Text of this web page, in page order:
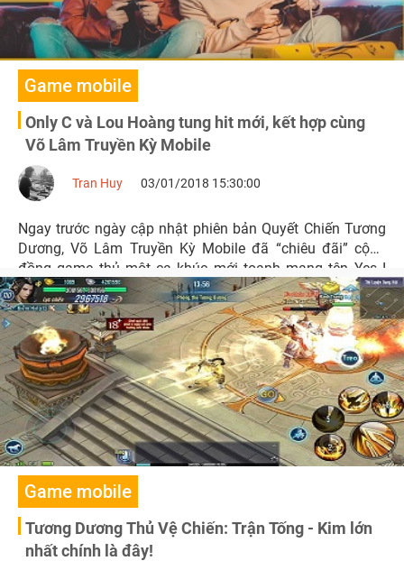
Game mobile
Only C và Lou Hoàng tung hit mới, kết hợp cùng
Võ Lâm Truyền Kỳ Mobile
Tran Huy 03/01/2018 15:30:00
Ngay trước ngày cập nhật phiên bản Quyết Chiến Tương
Dương, Võ Lâm Truyền Kỳ Mobile đã “chiêu đãi” cộng
đồng game thủ một ca khúc mới toanh mang tên Yes I
Do. Đây cũng là sản phẩm đầu tiên trong năm 2018 của
“cặp đôi tạo hit” Only C – Lou Hoàng.
Game mobile
Tương Dương Thủ Vệ Chiến: Trận Tống - Kim lớn
nhất chính là đây!